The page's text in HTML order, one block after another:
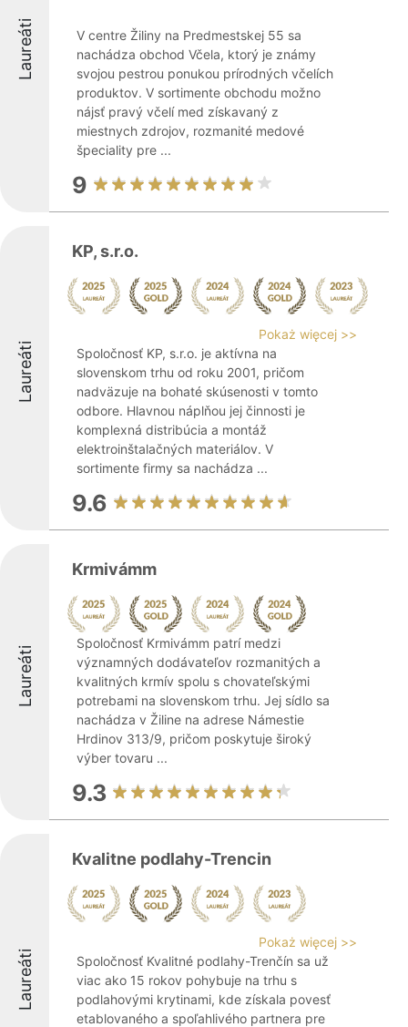
Laureáti
V centre Žiliny na Predmestskej 55 sa
nachádza obchod Včela, ktorý je známy
svojou pestrou ponukou prírodných včelích
produktov. V sortimente obchodu možno
nájsť pravý včelí med získavaný z
miestnych zdrojov, rozmanité medové
špeciality pre ...
9
Laureáti
KP, s.r.o.
Pokaż więcej >>
Spoločnosť KP, s.r.o. je aktívna na
slovenskom trhu od roku 2001, pričom
nadväzuje na bohaté skúsenosti v tomto
odbore. Hlavnou náplňou jej činnosti je
komplexná distribúcia a montáž
elektroinštalačných materiálov. V
sortimente firmy sa nachádza ...
9.6
Laureáti
Krmivámm
Spoločnosť Krmivámm patrí medzi
významných dodávateľov rozmanitých a
kvalitných krmív spolu s chovateľskými
potrebami na slovenskom trhu. Jej sídlo sa
nachádza v Žiline na adrese Námestie
Hrdinov 313/9, pričom poskytuje široký
výber tovaru ...
9.3
Laureáti
Kvalitne podlahy-Trencin
Pokaż więcej >>
Spoločnosť Kvalitné podlahy-Trenčín sa už
viac ako 15 rokov pohybuje na trhu s
podlahovými krytinami, kde získala povesť
etablovaného a spoľahlivého partnera pre